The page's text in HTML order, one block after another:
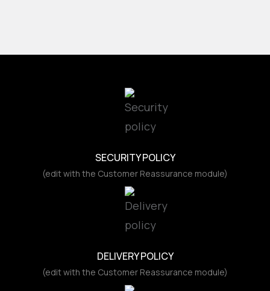
SECURITY POLICY
(edit with the Customer Reassurance module)
DELIVERY POLICY
(edit with the Customer Reassurance module)